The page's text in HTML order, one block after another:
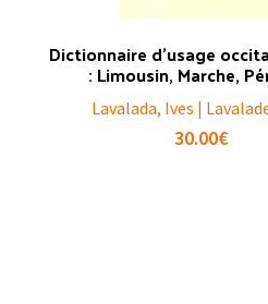
Dictionnaire d’usage
: Limousin, Marche,
Lavalada, Ives |
30.00€